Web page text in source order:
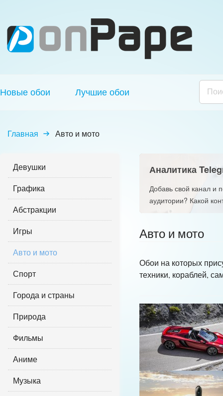
Новые обои Лучшие обои
Главная Авто и мото
Девушки
Графика
Абстракции
Игры
Авто и мото
Спорт
Города и страны
Природа
Фильмы
Аниме
Музыка
Аналитика
Добавь свой канал и
аудитории? Какой
Авто и мото
Обои на которых
техники, кораблей,